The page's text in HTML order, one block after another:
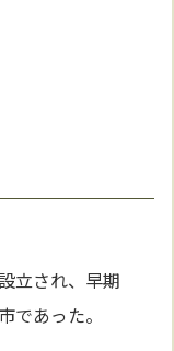
立され、早期
であった。